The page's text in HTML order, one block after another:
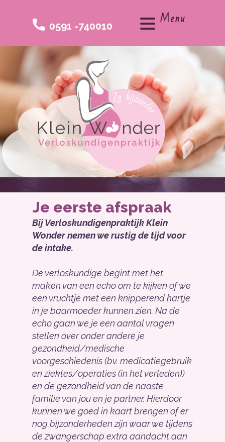
Menu
0591 -740010
Je eerste afspraak
Bij Verloskundigenpraktijk Klein
Wonder nemen we rustig de tijd voor
de intake.
De verloskundige begint met het
maken van een echo om te kijken of we
een vruchtje met een knipperend hartje
in je baarmoeder kunnen zien. Na de
echo gaan we je een aantal vragen
stellen over onder andere je
gezondheid/medische
voorgeschiedenis (bv. medicatiegebruik
en ziektes/operaties (in het verleden))
en de gezondheid van de naaste
familie van jou en je partner. Hierdoor
kunnen we goed in kaart brengen of er
nog bijzonderheden zijn waar we tijdens
de zwangerschap extra aandacht aan